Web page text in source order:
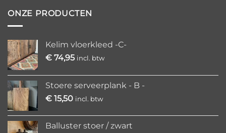
ONZE PRODUCTEN
Kelim vloerkleed -C-
€ 74,95 incl. btw
Stoere serveerplank - B -
€ 15,50 incl. btw
Balluster stoer / zwart